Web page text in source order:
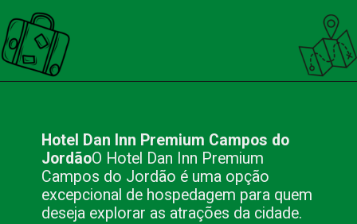
Hotel Dan Inn Premium Campos do
JordãoO Hotel Dan Inn Premium
Campos do Jordão é uma opção
excepcional de hospedagem para quem
deseja explorar as atrações da cidade.